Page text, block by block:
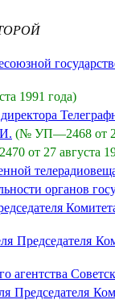
1991 года)
(№ УП—2468 от
от 27 августа
органов
агентства